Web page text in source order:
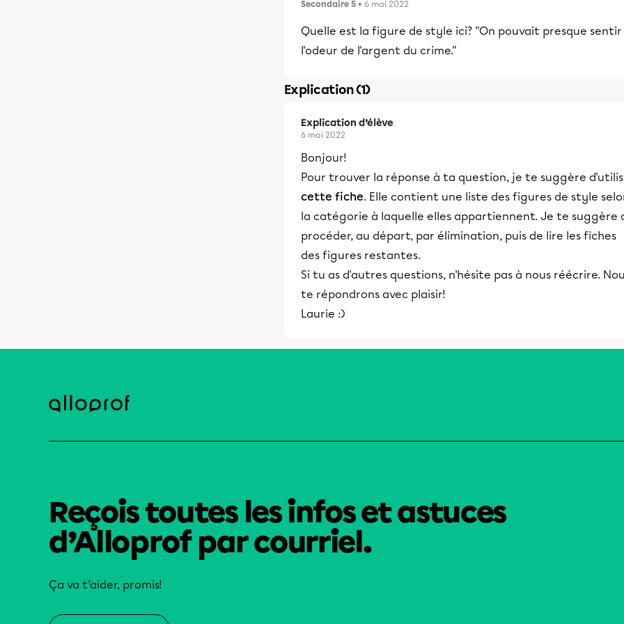
Secondaire 5 • 6 mai 2022
Quelle est la figure de style ici? "On pouvait presque sentir
l'odeur de l'argent du crime."
Explication (1)
Explication d’élève
6 mai 2022
Bonjour!
Pour trouver la réponse à ta question, je te suggère
cette fiche. Elle contient une liste des figures de style
la catégorie à laquelle elles appartiennent. Je te suggère
procéder, au départ, par élimination, puis de lire les fiches
des figures restantes.
Si tu as d'autres questions, n'hésite pas à nous réécrire.
te répondrons avec plaisir!
Laurie :)
Reçois toutes les infos et astuces
d’Alloprof par courriel.
Ça va t’aider, promis!